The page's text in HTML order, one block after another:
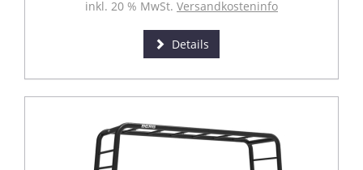
inkl. 20 % MwSt. Versandkosteninfo
Details